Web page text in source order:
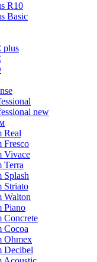
R10
Basic
plus
new
Real
Fresco
Vivace
Terra
Splash
Striato
Walton
Piano
Concrete
Cocoa
Ohmex
Decibel